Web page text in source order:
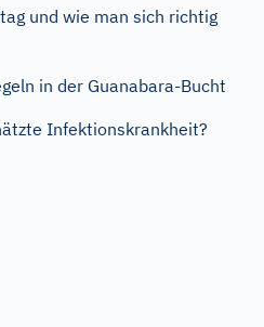
und wie man sich richtig
in der Guanabara-Bucht
Infektionskrankheit?